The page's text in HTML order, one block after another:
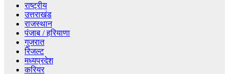
राष्ट्रीय
उत्तराखंड
राजस्थान
पंजाब / हरियाणा
गुजरात
रिजल्ट
मध्यप्रदेश
करियर